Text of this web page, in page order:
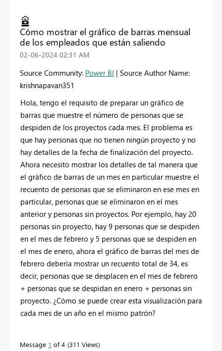
Cómo mostrar el gráfico de barras mensual
de los empleados que están saliendo
‎02-06-2024 02:31 AM
Source Community: Power BI | Source Author Name:
krishnapavan351
Hola, tengo el requisito de preparar un gráfico de
barras que muestre el número de personas que se
despiden de los proyectos cada mes. El problema es
que hay personas que no tienen ningún proyecto y no
hay detalles de la fecha de finalización del proyecto.
Ahora necesito mostrar los detalles de tal manera que
el gráfico de barras de un mes en particular muestre el
recuento de personas que se eliminaron en ese mes en
particular, personas que se eliminaron en el mes
anterior y personas sin proyectos. Por ejemplo, hay 20
personas sin proyecto, hay 9 personas que se despiden
en el mes de febrero y 5 personas que se despiden en
el mes de enero, ahora el gráfico de barras del mes de
febrero debería mostrar un recuento total de 34, es
decir, personas que se desplacen en el mes de febrero
+ personas que se despidan en enero + personas sin
proyecto. ¿Cómo se puede crear esta visualización para
cada mes de un año en el mismo patrón?
Message 1 of 4 311 Views